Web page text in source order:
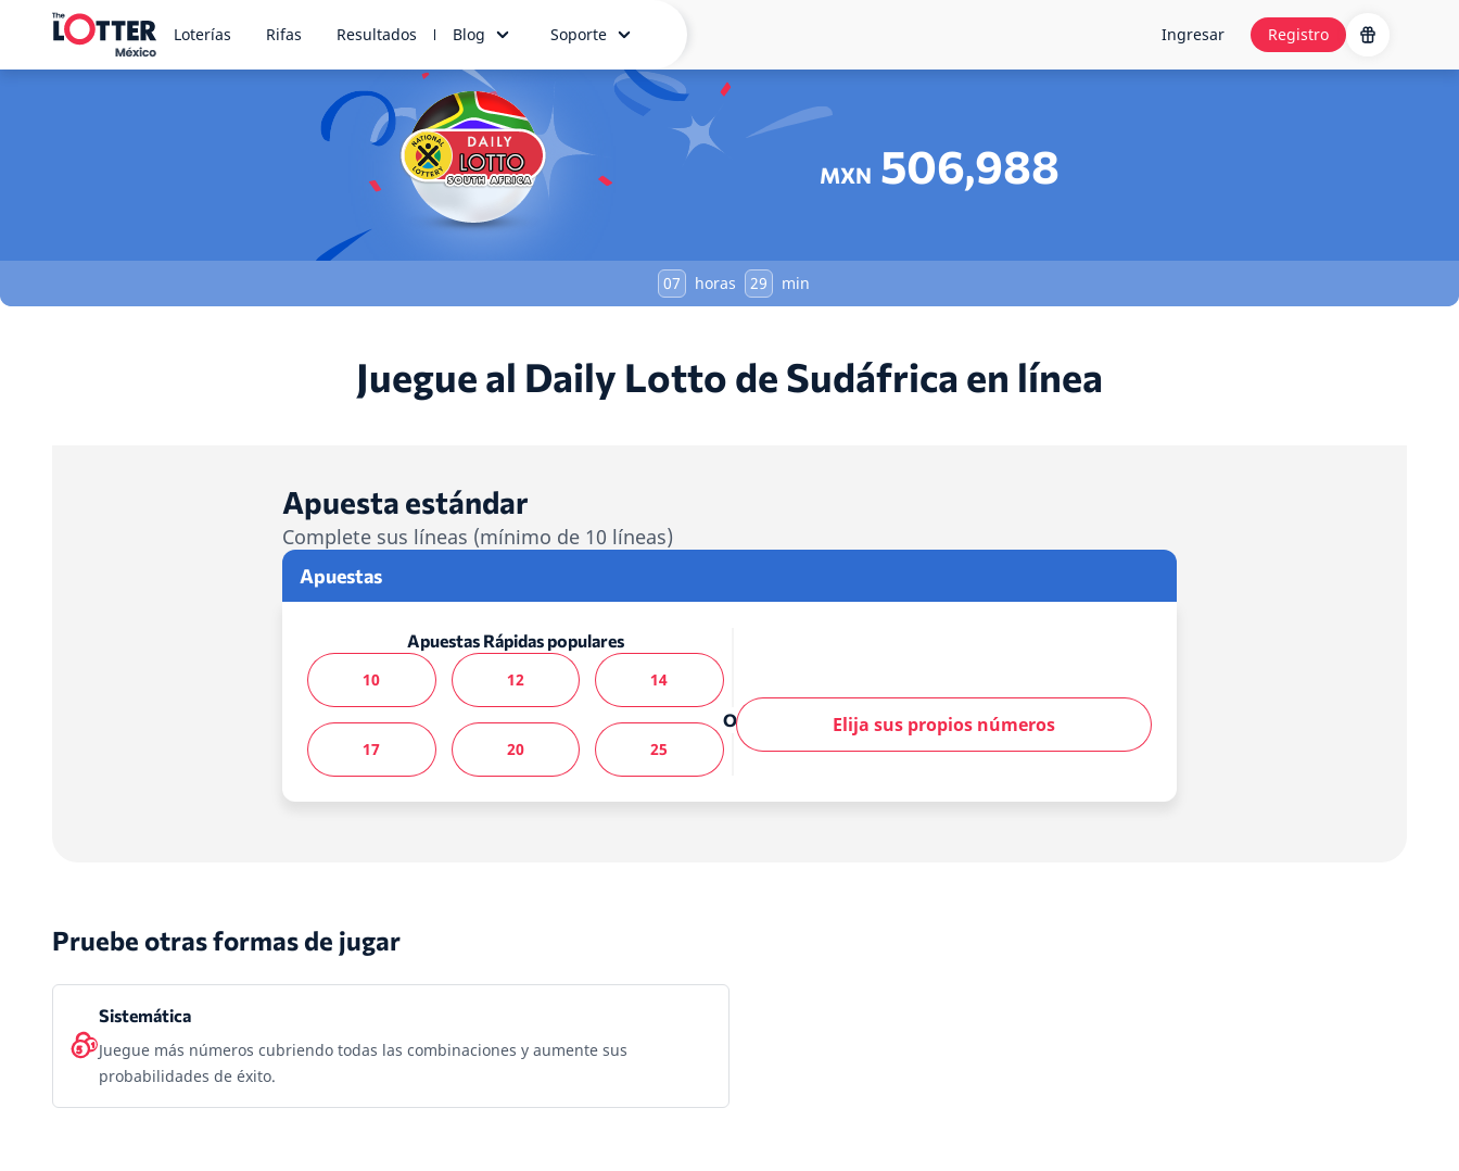
Loterías Rifas Resultados Blog Soporte Ingresar Registro
MXN 506,988
07 horas 29 min
Juegue al Daily Lotto de Sudáfrica en línea
Apuesta estándar
Complete sus líneas (mínimo de 10 líneas)
Apuestas
Apuestas Rápidas populares
10
12 14
17 20 25
O Elija sus propios números
Pruebe otras formas de jugar
Sistemática
Juegue más números cubriendo todas las combinaciones y aumente sus
probabilidades de éxito.